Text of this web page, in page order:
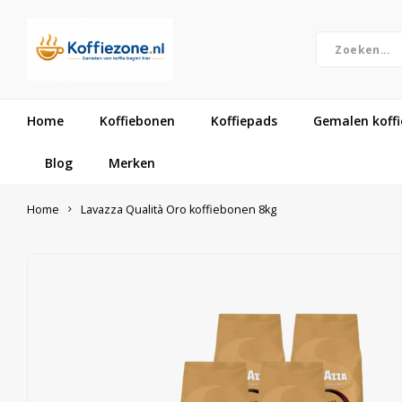
Home Koffiebonen Koffiepads Gemalen
Blog Merken
Home Lavazza Qualità Oro koffiebonen 8kg